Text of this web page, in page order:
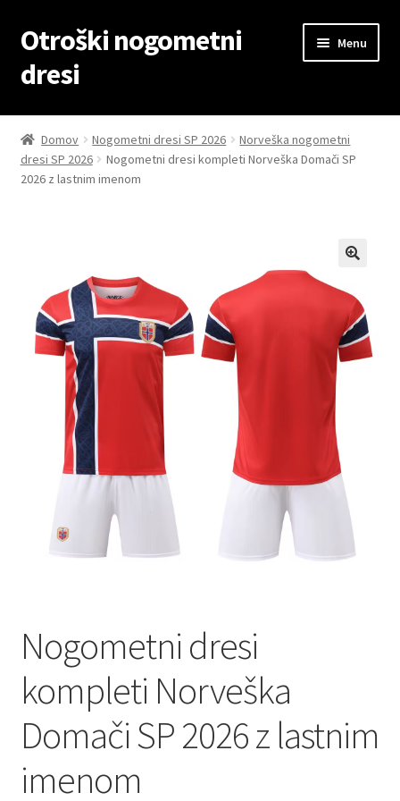
Skip
to
navigation
Skip
to
content
Otroški nogometni
dresi
Menu
Domov
Blog
Moj račun
Trgovina
Zaključek nakupa
Domov Nogometni dresi SP 2026
Norveška nogometni
dresi SP 2026
Nogometni dresi kompleti Norveška Domači SP
2026 z lastnim imenom
Nogometni dresi
kompleti Norveška
Domači SP 2026 z lastnim
imenom